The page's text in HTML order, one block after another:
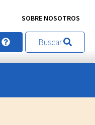
SOBRE NOSOTROS
Buscar